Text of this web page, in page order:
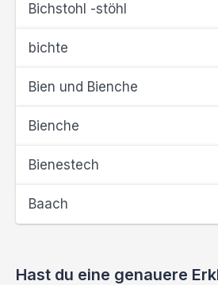
Bichstohl -stöhl
bichte
Bien und Bienche
Bienche
Bienestech
Baach
Hast du eine genauere